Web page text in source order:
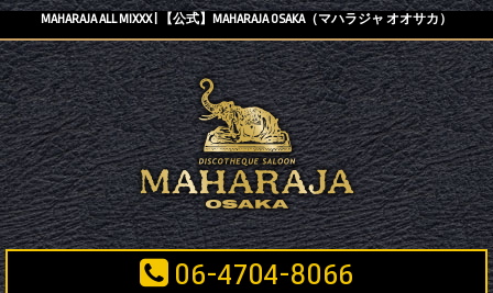
MAHARAJA ALL MIXXX | 【公式】MAHARAJA OSAKA（マハラジャ オオサカ）
06-4704-8066